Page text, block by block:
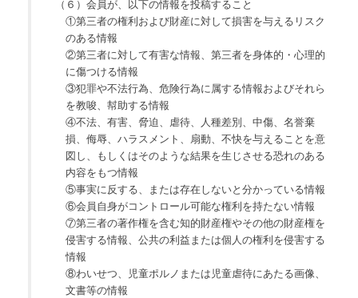
（６）会員が、以下の情報を投稿すること
①第三者の権利および財産に対して損害を与えるリスク
のある情報
②第三者に対して有害な情報、第三者を身体的・心理的
に傷つける情報
③犯罪や不法行為、危険行為に属する情報およびそれら
を教唆、幇助する情報
④不法、有害、脅迫、虐待、人種差別、中傷、名誉棄
損、侮辱、ハラスメント、扇動、不快を与えることを意
図し、もしくはそのような結果を生じさせる恐れのある
内容をもつ情報
⑤事実に反する、または存在しないと分かっている情報
⑥会員自身がコントロール可能な権利を持たない情報
⑦第三者の著作権を含む知的財産権やその他の財産権を
侵害する情報、公共の利益または個人の権利を侵害する
情報
⑧わいせつ、児童ポルノまたは児童虐待にあたる画像、
文書等の情報